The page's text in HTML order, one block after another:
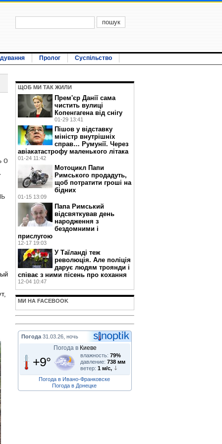
Пролог Суспільство
о
ЩОБ МИ ТАК ЖИЛИ
Прем'єр Данії сама
чистить вулиці
Копенгагена від снігу
01-29 13:41
Пішов у відставку
міністр внутрішніх
справ… Румунії. Через
авіакатастрофу маленького літака
01-24 11:42
Мотоцикл Папи
Римського продадуть,
щоб потратити гроші на
бідних
01-15 13:09
Папа Римський
відсвяткував день
народження з
бездомними і
прислугою
12-17 19:03
У Таїланді теж
революція. Але поліція
дарує людям троянди і
співає з ними пісень про кохання
12-04 10:47
МИ НА FACEBOOK
Погода 31.03.26, ночь
Погода в Киеве
+9° влажность: 79%
давление: 738 мм
ветер: 1 м/с,
Погода в Ивано-Франковске
Погода в Донецке